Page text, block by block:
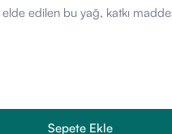
edilen bu yağ, katkı
Sepete Ekle